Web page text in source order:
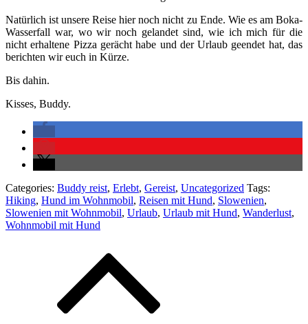
Natürlich ist unsere Reise hier noch nicht zu Ende. Wie es am Boka-
Wasserfall war, wo wir noch gelandet sind, wie ich mich für die
nicht erhaltene Pizza gerächt habe und der Urlaub geendet hat, das
berichten wir euch in Kürze.
Bis dahin.
Kisses, Buddy.
Categories: Buddy reist, Erlebt, Gereist, Uncategorized Tags:
Hiking, Hund im Wohnmobil, Reisen mit Hund, Slowenien,
Slowenien mit Wohnmobil, Urlaub, Urlaub mit Hund, Wanderlust,
Wohnmobil mit Hund